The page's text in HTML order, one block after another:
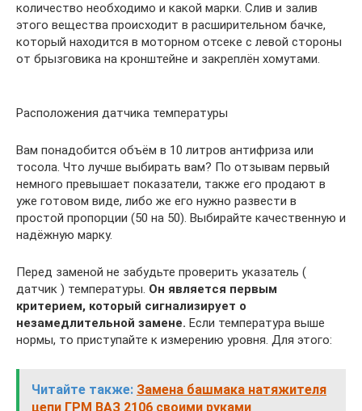
количество необходимо и какой марки. Слив и залив
этого вещества происходит в расширительном бачке,
который находится в моторном отсеке с левой стороны
от брызговика на кронштейне и закреплён хомутами.
Расположения датчика температуры
Вам понадобится объём в 10 литров антифриза или
тосола. Что лучше выбирать вам? По отзывам первый
немного превышает показатели, также его продают в
уже готовом виде, либо же его нужно развести в
простой пропорции (50 на 50). Выбирайте качественную и
надёжную марку.
Перед заменой не забудьте проверить указатель (
датчик ) температуры. Он является первым
критерием, который сигнализирует о
незамедлительной замене. Если температура выше
нормы, то приступайте к измерению уровня. Для этого:
Читайте также: Замена башмака натяжителя
цепи ГРМ ВАЗ 2106 своими руками